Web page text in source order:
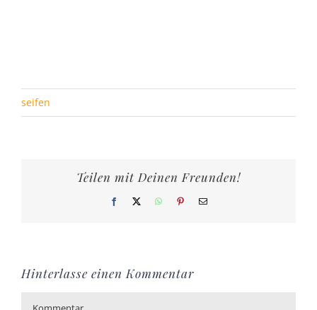
seifen
Teilen mit Deinen Freunden!
Facebook WhatsAppPinterestE-
Hinterlasse einen Kommentar
Kommentar